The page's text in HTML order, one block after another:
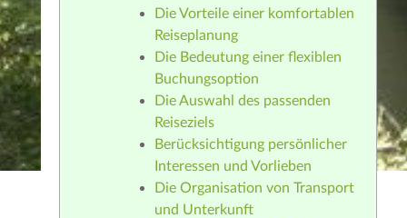
Die Vorteile einer komfortablen
Reiseplanung
Die Bedeutung einer flexiblen
Buchungsoption
Die Auswahl des passenden
Reiseziels
Berücksichtigung persönlicher
Interessen und Vorlieben
Die Organisation von Transport
und Unterkunft